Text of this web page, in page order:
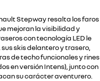
Stepway resalta los faros
mejoran la visibilidad y
con tecnología LED le
skis delantero y trasero,
de techo funcionales y rines
en versión Intens), junto con
su carácter aventurero.